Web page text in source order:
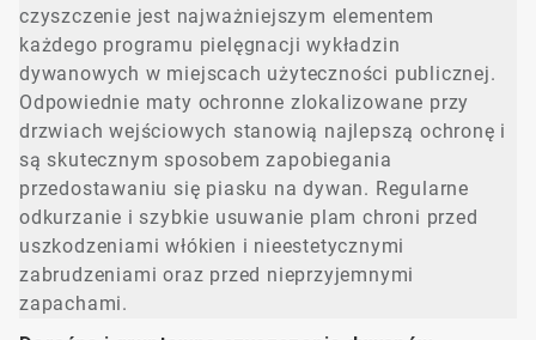
czyszczenie jest najważniejszym elementem
każdego programu pielęgnacji wykładzin
dywanowych w miejscach użyteczności publicznej.
Odpowiednie maty ochronne zlokalizowane przy
drzwiach wejściowych stanowią najlepszą ochronę i
są skutecznym sposobem zapobiegania
przedostawaniu się piasku na dywan. Regularne
odkurzanie i szybkie usuwanie plam chroni przed
uszkodzeniami włókien i nieestetycznymi
zabrudzeniami oraz przed nieprzyjemnymi
zapachami.